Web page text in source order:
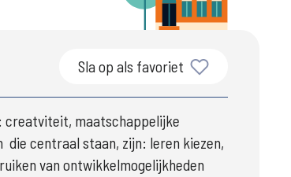
Sla op als favoriet
creatviteit, maatschappelijke
centraal staan, zijn: leren kiezen,
van ontwikkelmogelijkheden